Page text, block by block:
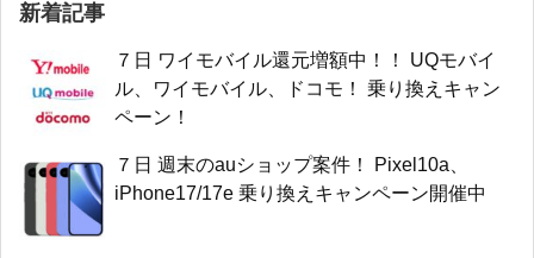
新着記事
７日 ワイモバイル還元増額中！！ UQモバイ
ル、ワイモバイル、ドコモ！ 乗り換えキャン
ペーン！
７日 週末のauショップ案件！ Pixel10a、
iPhone17/17e 乗り換えキャンペーン開催中